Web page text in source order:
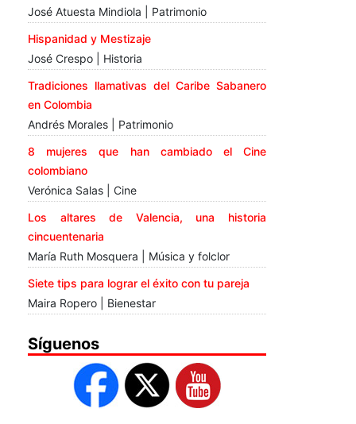
José Atuesta Mindiola | Patrimonio
Hispanidad y Mestizaje
José Crespo | Historia
Tradiciones llamativas del Caribe Sabanero
en Colombia
Andrés Morales | Patrimonio
8 mujeres que han cambiado el Cine
colombiano
Verónica Salas | Cine
Los altares de Valencia, una historia
cincuentenaria
María Ruth Mosquera | Música y folclor
Siete tips para lograr el éxito con tu pareja
Maira Ropero | Bienestar
Síguenos